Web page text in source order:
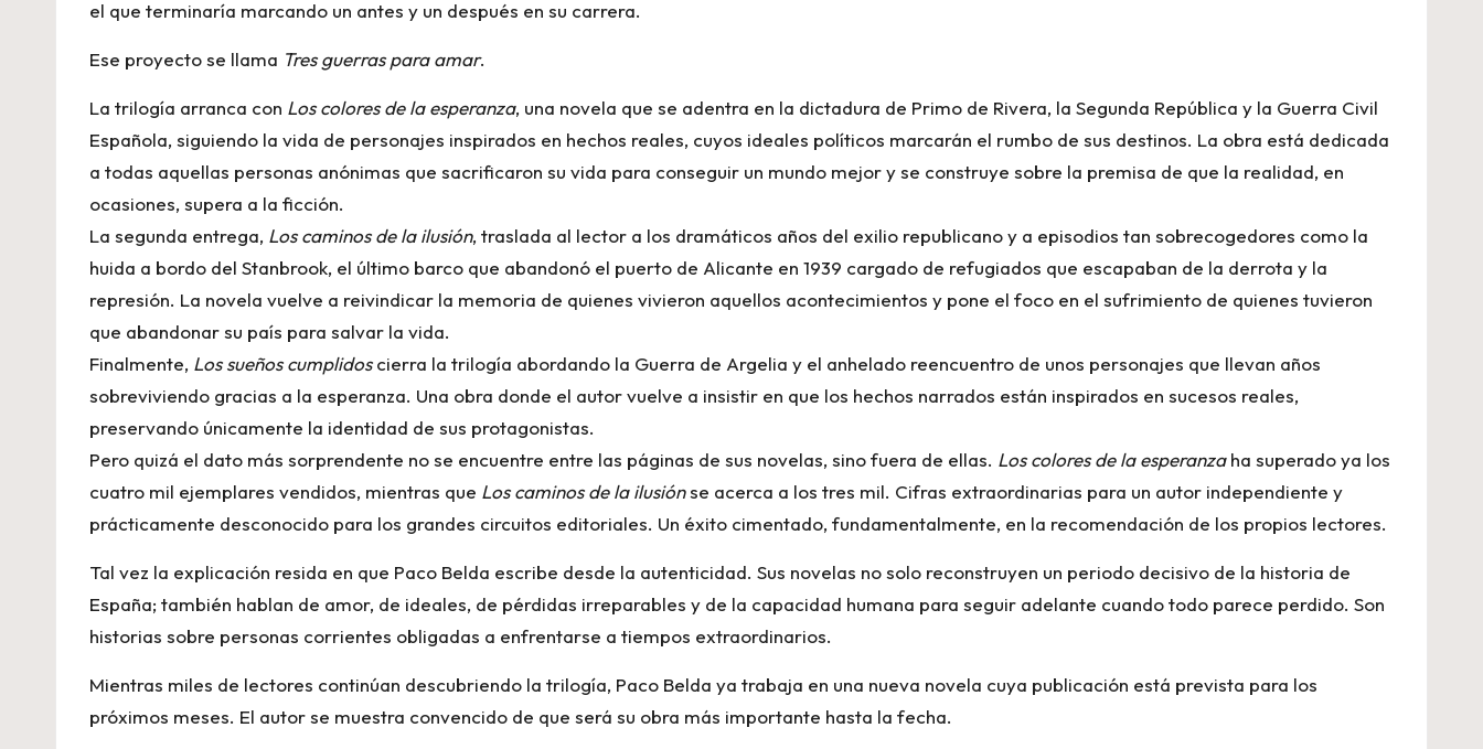
el que terminaría marcando un antes y un después en su carrera.
Ese proyecto se llama Tres guerras para amar.
La trilogía arranca con Los colores de la esperanza, una novela que se adentra en la dictadura de Primo de Rivera, la Segunda República y la Guerra Civil
Española, siguiendo la vida de personajes inspirados en hechos reales, cuyos ideales políticos marcarán el rumbo de sus destinos. La obra está dedicada
a todas aquellas personas anónimas que sacrificaron su vida para conseguir un mundo mejor y se construye sobre la premisa de que la realidad, en
ocasiones, supera a la ficción.
La segunda entrega, Los caminos de la ilusión, traslada al lector a los dramáticos años del exilio republicano y a episodios tan sobrecogedores como la
huida a bordo del Stanbrook, el último barco que abandonó el puerto de Alicante en 1939 cargado de refugiados que escapaban de la derrota y la
represión. La novela vuelve a reivindicar la memoria de quienes vivieron aquellos acontecimientos y pone el foco en el sufrimiento de quienes tuvieron
que abandonar su país para salvar la vida.
Finalmente, Los sueños cumplidoscierra la trilogía abordando la Guerra de Argelia y el anhelado reencuentro de unos personajes que llevan años
sobreviviendo gracias a la esperanza. Una obra donde el autor vuelve a insistir en que los hechos narrados están inspirados en sucesos reales,
preservando únicamente la identidad de sus protagonistas.
Pero quizá el dato más sorprendente no se encuentre entre las páginas de sus novelas, sino fuera de ellas. Los colores de la esperanzaha superado ya los
cuatro mil ejemplares vendidos, mientras que Los caminos de la ilusiónse acerca a los tres mil. Cifras extraordinarias para un autor independiente y
prácticamente desconocido para los grandes circuitos editoriales. Un éxito cimentado, fundamentalmente, en la recomendación de los propios lectores.
Tal vez la explicación resida en que Paco Belda escribe desde la autenticidad. Sus novelas no solo reconstruyen un periodo decisivo de la historia de
España; también hablan de amor, de ideales, de pérdidas irreparables y de la capacidad humana para seguir adelante cuando todo parece perdido. Son
historias sobre personas corrientes obligadas a enfrentarse a tiempos extraordinarios.
Mientras miles de lectores continúan descubriendo la trilogía, Paco Belda ya trabaja en una nueva novela cuya publicación está prevista para los
próximos meses. El autor se muestra convencido de que será su obra más importante hasta la fecha.